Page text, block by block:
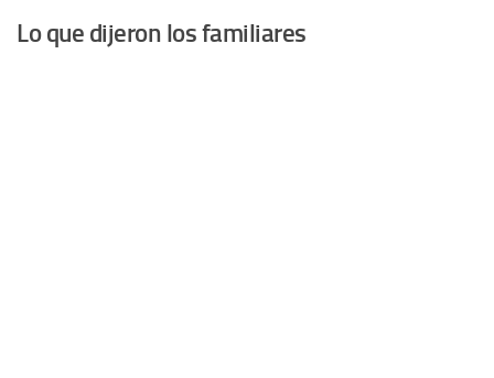
Lo que dijeron los familiares